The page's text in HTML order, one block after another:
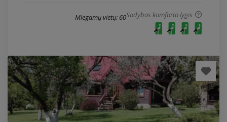
Sodybos komforto lygis
Miegamų vietų: 60